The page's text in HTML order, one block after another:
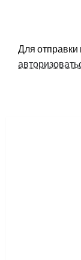
Для